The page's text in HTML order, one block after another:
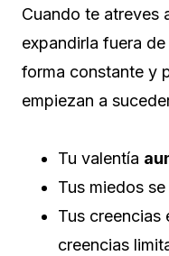
Cuando te atreves
expandirla fuera
forma constante y
empiezan a
Tu valentía
Tus miedos se
Tus creencias
creencias